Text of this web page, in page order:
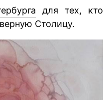
для тех, кто
Столицу.